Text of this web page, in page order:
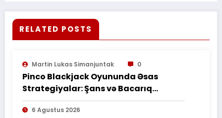
RELATED POSTS
Martin Lukas Simanjuntak 0
Pinco Blackjack Oyununda Əsas
Strategiyalar: Şans və Bacarıq
Balansı – BetAz Oyununa İcmal
6 Agustus 2026